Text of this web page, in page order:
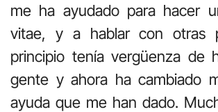
me ha ayudado para hacer
vitae, y a hablar con otras
principio tenía vergüenza de
gente y ahora ha cambiado
ayuda que me han dado.